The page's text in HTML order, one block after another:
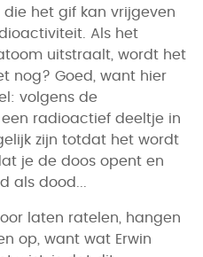
het gif kan vrijgeven
Als het
uitstraalt, wordt het
nog? Goed, want hier
volgens de
radioactief deeltje in
zijn totdat het wordt
je de doos opent en
als dood...
laten ratelen, hangen
op, want wat Erwin